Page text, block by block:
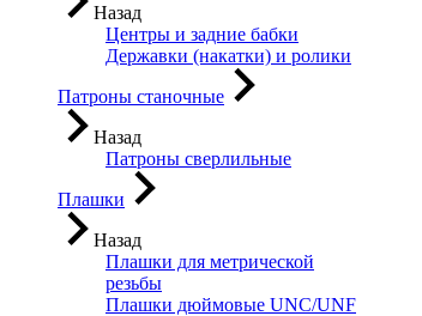
Назад
Центры и задние бабки
Державки (накатки) и ролики
Патроны станочные
Назад
Патроны сверлильные
Плашки
Назад
Плашки для метрической
резьбы
Плашки дюймовые UNC/UNF